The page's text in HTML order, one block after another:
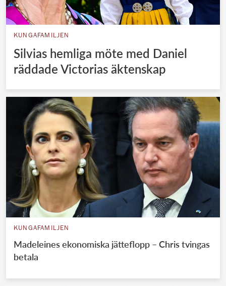
KUNGAFAMILJEN
Silvias hemliga möte med Daniel
räddade Victorias äktenskap
KUNGAFAMILJEN
Madeleines ekonomiska jätteflopp – Chris tvingas
betala